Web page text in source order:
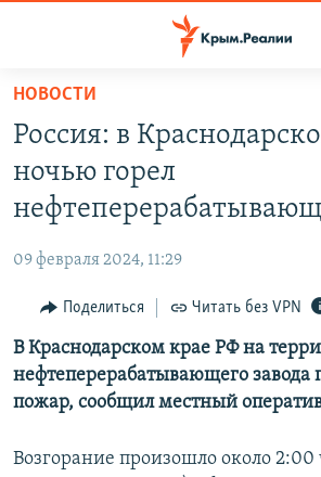
Вернуться
основному
содержанию
Вернутся
главной
навигации
Вернутся
поиску
ГРУЗ 200
11 ЛЕТ ОККУПАЦИИ КРЫМА. 11 ИСТОРИЙ
ВОДА
ЕЩЕ
ИНТЕРАКТИВ
ИНФОГРАФИКА
ТЕЛЕПРОЕКТ КРЫМ.РЕАЛИИ
ПРОПАВШИЕ БЕЗ ВЕСТИ
РАДІО СВОБОДА
КАК ОБОЙТИ БЛОКИРОВКУ
Українською
Qırımtatar
НОВОСТИ
Россия: в
ночью горел
09 февраля 2024, 11:29
Поделиться Читать без VPN
В Краснодарском крае РФ на
нефтеперерабатывающего завода
пожар, сообщил местный
Возгорание произошло около 2:00